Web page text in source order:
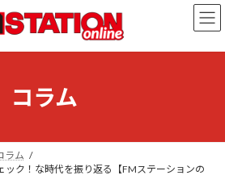
コラム
ラム
ック！な時代を振り返る【FMステーションの